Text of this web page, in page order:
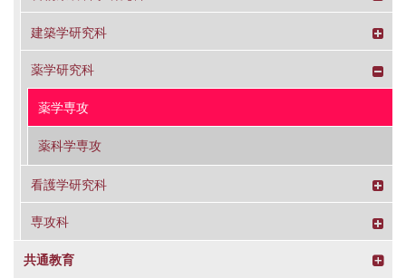
建築学研究科
薬学研究科
薬学専攻
薬科学専攻
看護学研究科
専攻科
共通教育